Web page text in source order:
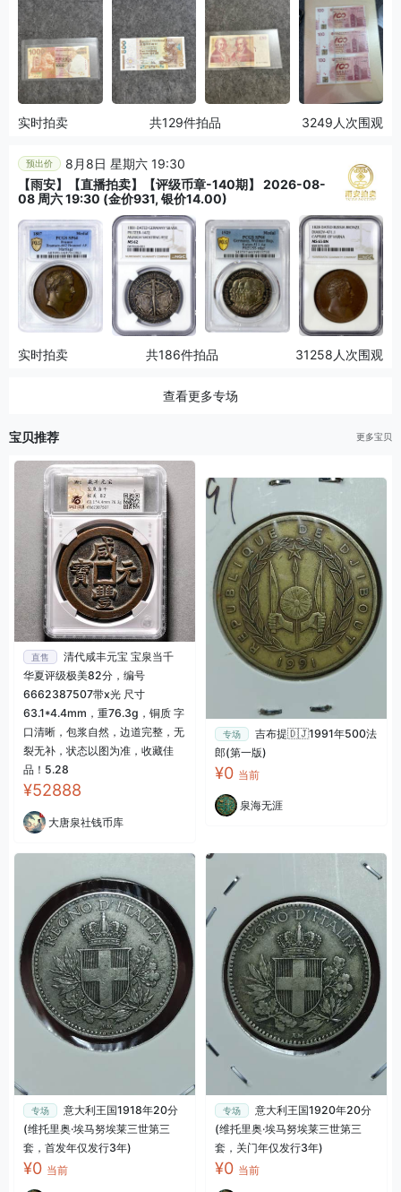
实时拍卖 共129件拍品 3249人次围观
预出价
8月8日 星期六 19:30
【雨安】【直播拍卖】【评级币章-140期】 2026-08-
08 周六 19:30 (金价931, 银价14.00)
实时拍卖 共186件拍品 31258人次围观
查看更多专场
宝贝推荐 更多宝贝
直售
清代咸丰元宝 宝泉当千
华夏评级极美82分，编号
6662387507带x光 尺寸
63.1*4.4mm，重76.3g，铜质 字
口清晰，包浆自然，边道完整，无
裂无补，状态以图为准，收藏佳
品！5.28
¥52888
大唐泉社钱币库
专场
吉布提🇩🇯1991年500法
郎(第一版)
¥0 当前
泉海无涯
专场
意大利王国1918年20分
(维托里奥·埃马努埃莱三世第三
套，首发年仅发行3年)
¥0 当前
专场
意大利王国1920年20分
(维托里奥·埃马努埃莱三世第三
套，关门年仅发行3年)
¥0 当前